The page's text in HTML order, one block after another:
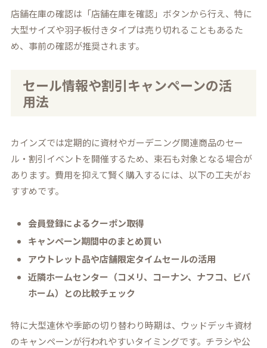
店舗在庫の確認は「店舗在庫を確認」ボタンから行え、特に
大型サイズや羽子板付きタイプは売り切れることもあるた
め、事前の確認が推奨されます。
セール情報や割引キャンペーンの活
用法
カインズでは定期的に資材やガーデニング関連商品のセー
ル・割引イベントを開催するため、束石も対象となる場合が
あります。費用を抑えて賢く購入するには、以下の工夫がお
すすめです。
会員登録によるクーポン取得
キャンペーン期間中のまとめ買い
アウトレット品や店舗限定タイムセールの活用
近隣ホームセンター（コメリ、コーナン、ナフコ、ビバ
ホーム）との比較チェック
特に大型連休や季節の切り替わり時期は、ウッドデッキ資材
のキャンペーンが行われやすいタイミングです。チラシや公